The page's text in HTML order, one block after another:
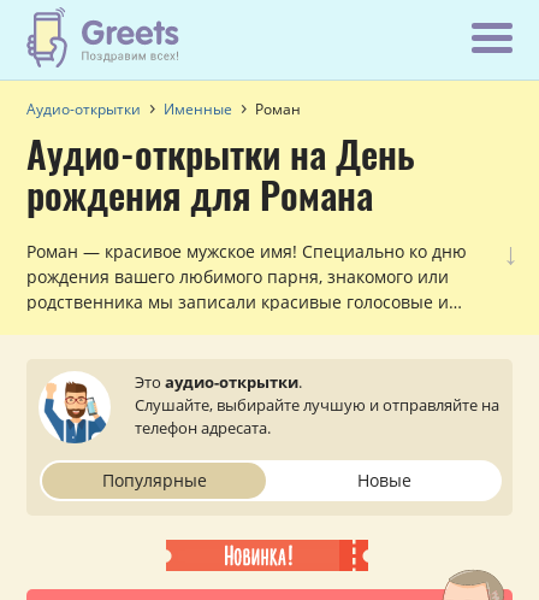
Аудио-открытки Именные Роман
Аудио-открытки на День
рождения для Романа
↓
Роман — красивое мужское имя! Специально ко дню
рождения вашего любимого парня, знакомого или
родственника мы записали красивые голосовые и
мобильный телефон.
Этоаудио-открытки.
Слушайте, выбирайте лучшую и отправляйте на
телефон адресата.
Популярные Новые